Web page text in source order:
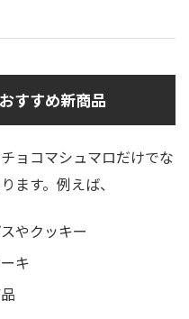
すすめ新商品
ョコマシュマロだけでな
ます。例えば、
やクッキー
キ